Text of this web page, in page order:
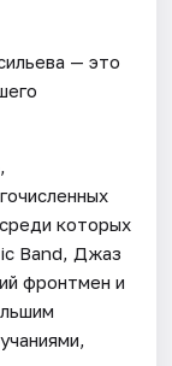
— это
которых
Band, Джаз
фронтмен и